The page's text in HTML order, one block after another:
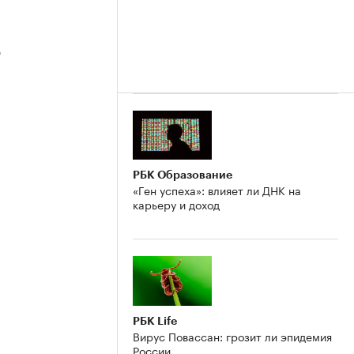
РБК Образование
«Ген успеха»: влияет ли ДНК на
карьеру и доход
РБК Life
Вирус Повассан: грозит ли эпидемия
России